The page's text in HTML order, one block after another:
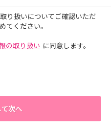
り扱いについてご確認いただ
てください。
の取り扱い に同意します。
次へ